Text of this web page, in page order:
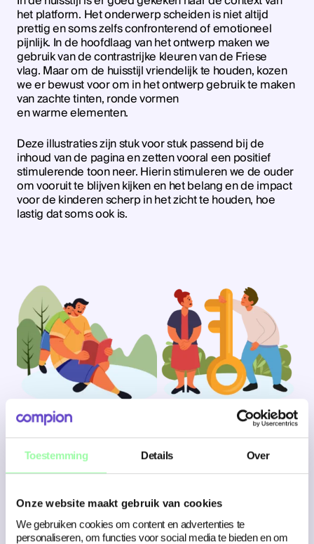
Toestemming Details Over
Onze website maakt gebruik van cookies
We gebruiken cookies om content en advertenties te
personaliseren, om functies voor social media te bieden en om
het platform. Het onderwerp scheiden is niet altijd
prettig en soms zelfs confronterend of emotioneel
pijnlijk. In de hoofdlaag van het ontwerp maken we
gebruik van de contrastrijke kleuren van de Friese
vlag. Maar om de huisstijl vriendelijk te houden, kozen
we er bewust voor om in het ontwerp gebruik te maken
van zachte tinten, ronde vormen
en warme elementen.
Deze illustraties zijn stuk voor stuk passend bij de
inhoud van de pagina en zetten vooral een positief
stimulerende toon neer. Hierin stimuleren we de ouder
om vooruit te blijven kijken en het belang en de impact
voor de kinderen scherp in het zicht te houden, hoe
lastig dat soms ook is.